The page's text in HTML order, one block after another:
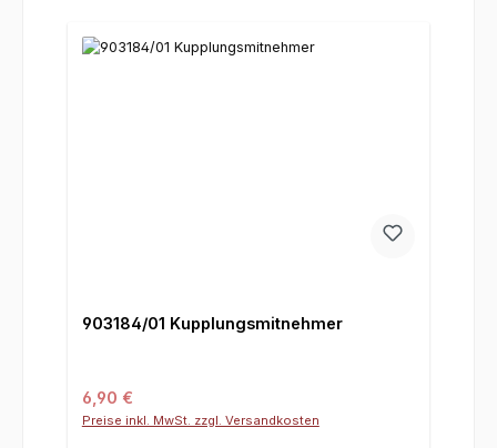
903184/01 Kupplungsmitnehmer
Regulärer Preis:
6,90 €
Preise inkl. MwSt. zzgl. Versandkosten